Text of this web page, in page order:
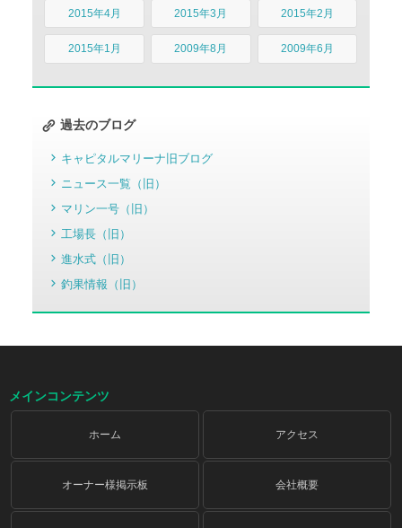
2015年4月 2015年3月 2015年2月
2015年1月 2009年8月 2009年6月
過去のブログ
キャピタルマリーナ旧ブログ
ニュース一覧（旧）
マリン一号（旧）
工場長（旧）
進水式（旧）
釣果情報（旧）
メインコンテンツ
ホーム アクセス
オーナー様掲示板 会社概要